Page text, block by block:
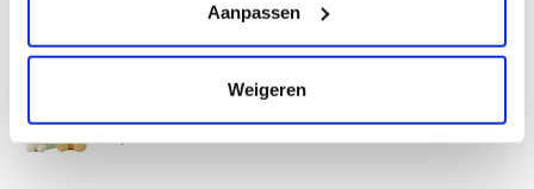
Aanpassen
Weigeren
Nijntje kraamcadeau pakket